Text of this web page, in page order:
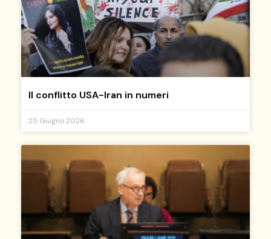
Il conflitto USA-Iran in numeri
25 Giugno 2026